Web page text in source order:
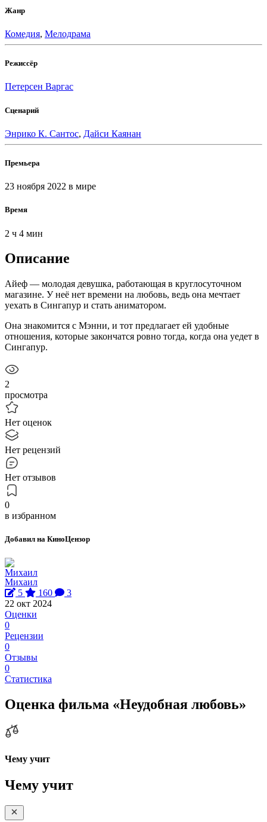
Жанр
Комедия, Мелодрама
Режиссёр
Петерсен Варгас
Сценарий
Энрико К. Сантос, Дайси Каянан
Премьера
23 ноября 2022 в мире
Время
2 ч 4 мин
Описание
Айеф — молодая девушка, работающая в круглосуточном
магазине. У неё нет времени на любовь, ведь она мечтает
уехать в Сингапур и стать аниматором.
Она знакомится с Мэнни, и тот предлагает ей удобные
отношения, которые закончатся ровно тогда, когда она уедет в
Сингапур.
2
просмотра
Нет оценок
Нет рецензий
Нет отзывов
0
в избранном
Добавил на КиноЦензор
Михаил
5
160
3
22 окт 2024
Оценки
0
Рецензии
0
Отзывы
0
Статистика
Оценка фильма «Неудобная любовь»
Чему учит
Чему учит